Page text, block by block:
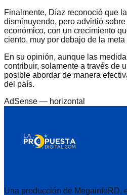
Finalmente, Díaz reconoció que
disminuyendo, pero advirtió
económico, con un crecimiento
ciento, muy por debajo de la
En su opinión, aunque las
contribuir, solamente a través de
posible abordar de manera
del país.
AdSense — horizontal
Una producción de MegainfoRD,